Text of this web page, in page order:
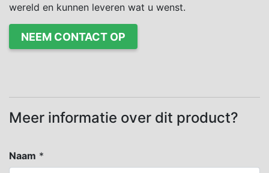
wereld en kunnen leveren wat u wenst.
NEEM CONTACT OP
Meer informatie over dit product?
Naam *